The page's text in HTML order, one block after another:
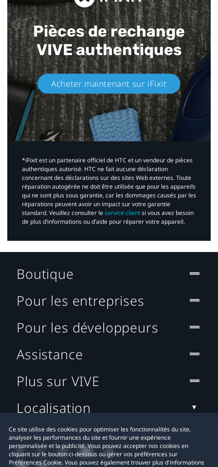
Pièces de rechange
VIVE authentiques​
Acheter maintenant sur iFixit​
*iFixit est un partenaire officiel de HTC et un vendeur de pièces
authentiques autorisé. HTC ne fait aucune déclaration
concernant des déclarations sur des sites Web externes. Toute
réparation autogérée ne doit être utilisée que pour les appareils
qui ne sont plus sous garantie, car les dommages causés par les
réparations peuvent avoir un impact sur votre garantie
standard. Veuillez consulter leservice clientsi vous avez besoin
de plus d’informations ou d’aide pour réparer votre appareil.​
Ce site utilise des cookies pour optimiser les fonctionnalités du site,
analyser les performances du site et fournir une expérience
personnalisée et la publicité. Vous pouvez accepter nos cookies en
cliquant sur le bouton ci-dessous ou gérer vos préférences sur
Préférences Cookie. Vous pouvez également trouver plus d'informations
Boutique
Pour les entreprises
Pour les développeurs
Assistance
Plus sur VIVE
Localisation